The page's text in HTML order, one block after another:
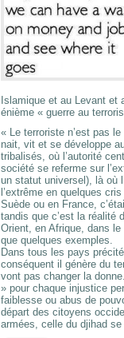
Islamique et au Levant et
énième « guerre au
« Le terroriste n’est pas
nait, vit et se développe
tribalisés, où l’autorité
société se referme sur
un statut universel), là où
l’extrême en quelques
Suède ou en France,
tandis que c’est la réalité
Orient, en Afrique, dans
que quelques exemples.
Dans tous les pays
conséquent il génère du
vont pas changer la
» pour chaque injustice
faiblesse ou abus de
départ des citoyens
armées, celle du djihad